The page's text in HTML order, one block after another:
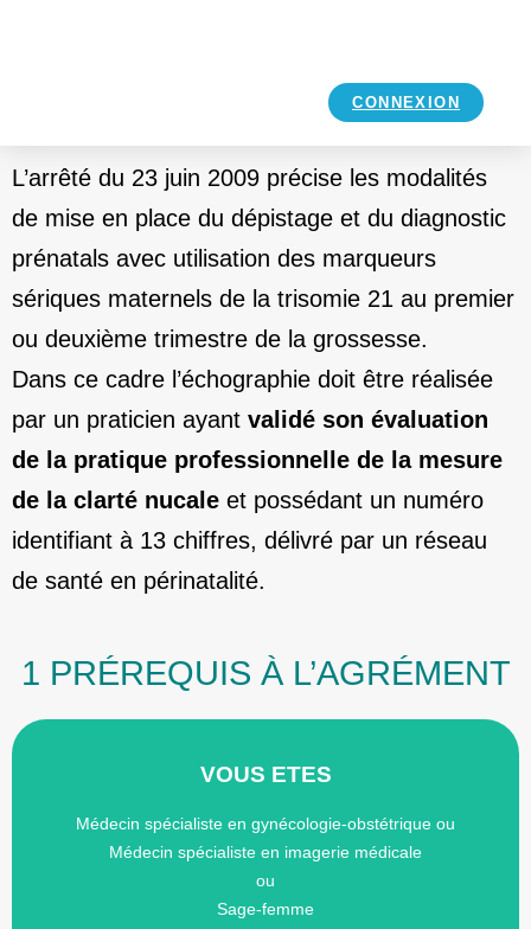
CONNEXION
L’arrêté du 23 juin 2009 précise les modalités
de mise en place du dépistage et du diagnostic
prénatals avec utilisation des marqueurs
sériques maternels de la trisomie 21 au premier
ou deuxième trimestre de la grossesse.
Dans ce cadre l’échographie doit être réalisée
par un praticien ayant validé son évaluation
de la pratique professionnelle de la mesure
de la clarté nucale et possédant un numéro
identifiant à 13 chiffres, délivré par un réseau
de santé en périnatalité.
1 PRÉREQUIS À L’AGRÉMENT
VOUS ETES
Médecin spécialiste en gynécologie-obstétrique ou
Médecin spécialiste en imagerie médicale
ou
Sage-femme
du diplôme interuniversitaire (DIU) d’échographie en
gynécologie-obstétrique
ou de l’attestation en échographie obstétricale pour les
sages-femmes,
professionnelles (EPP).